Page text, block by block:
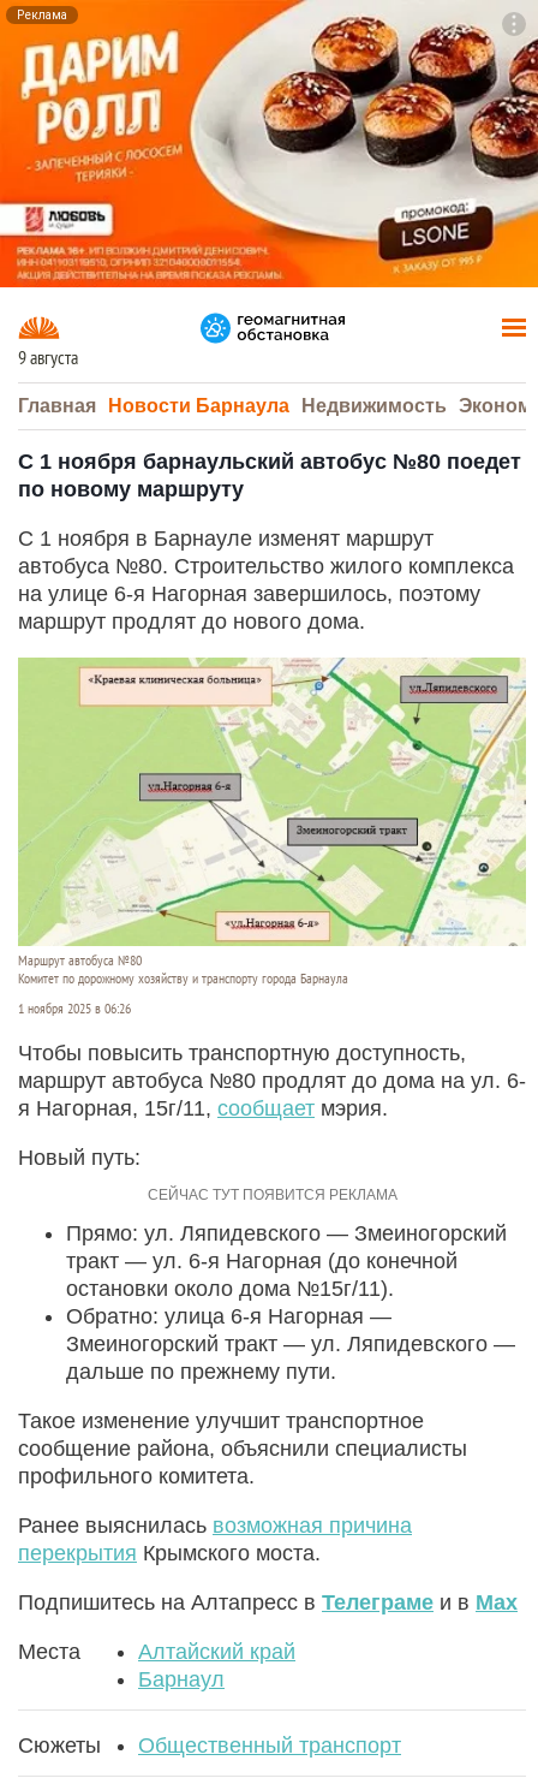
Реклама
9 августа
Главная Новости Барнаула Недвижимость
С 1 ноября барнаульский автобус №80 поедет
по новому маршруту
С 1 ноября в Барнауле изменят маршрут
автобуса №80. Строительство жилого комплекса
на улице 6-я Нагорная завершилось, поэтому
маршрут продлят до нового дома.
Маршрут автобуса №80
Комитет по дорожному хозяйству и транспорту города Барнаула
1 ноября 2025 в 06:26
Чтобы повысить транспортную доступность,
маршрут автобуса №80 продлят до дома на ул. 6-
я Нагорная, 15г/11, сообщает мэрия.
Новый путь:
Прямо: ул. Ляпидевского — Змеиногорский
тракт — ул. 6-я Нагорная (до конечной
остановки около дома №15г/11).
Обратно: улица 6-я Нагорная —
Змеиногорский тракт — ул. Ляпидевского —
дальше по прежнему пути.
Такое изменение улучшит транспортное
сообщение района, объяснили специалисты
профильного комитета.
Ранее выяснилась возможная причина
перекрытия Крымского моста.
Подпишитесь на Алтапресс в Телеграме и в Max
Места
Алтайский край
Барнаул
Сюжеты Общественный транспорт